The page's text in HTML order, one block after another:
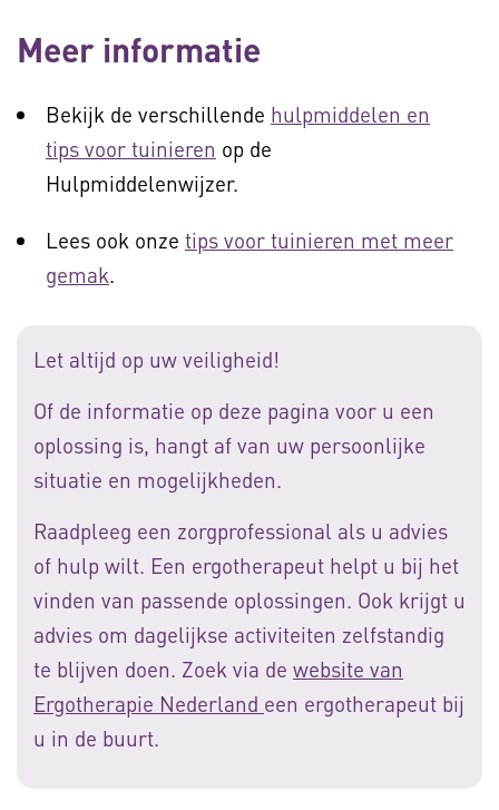
Meer informatie
Bekijk de verschillende hulpmiddelen en
tips voor tuinieren op de
Hulpmiddelenwijzer.
Lees ook onze tips voor tuinieren met meer
gemak.
Let altijd op uw veiligheid!
Of de informatie op deze pagina voor u een
oplossing is, hangt af van uw persoonlijke
situatie en mogelijkheden.
Raadpleeg een zorgprofessional als u advies
of hulp wilt. Een ergotherapeut helpt u bij het
vinden van passende oplossingen. Ook krijgt u
advies om dagelijkse activiteiten zelfstandig
te blijven doen. Zoek via de website van
Ergotherapie Nederland een ergotherapeut bij
u in de buurt.